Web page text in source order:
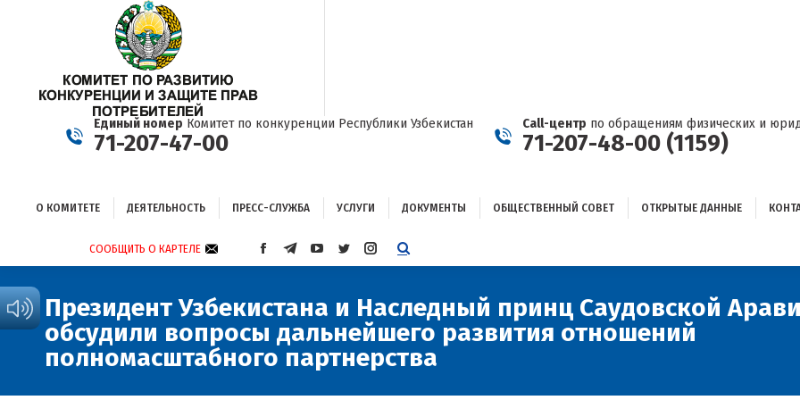
Единый номер Комитет по конкуренции Республики Узбекистан
71-207-47-00
Call-центр по обращениям физических и
71-207-48-00 (1159)
О КОМИТЕТЕ ДЕЯТЕЛЬНОСТЬ ПРЕСС-СЛУЖБА УСЛУГИ ДОКУМЕНТЫ ОБЩЕСТВЕННЫЙ СОВЕТ ОТКРЫТЫЕ ДАННЫЕ
СООБЩИТЬ О КАРТЕЛЕ
СТРАНИЦА
В
НОВОМ
ОКНЕ
СТРАНИЦА
В
НОВОМ
ОКНЕ
СТРАНИЦА
В
НОВОМ
ОКНЕ
СТРАНИЦА
В
НОВОМ
ОКНЕ
СТРАНИЦА
В
НОВОМ
ОКНЕ
Президент Узбекистана и Наследный принц Саудовской
обсудили вопросы дальнейшего развития отношений
полномасштабного партнерства
О КОМИТЕТЕ ДЕЯТЕЛЬНОСТЬ